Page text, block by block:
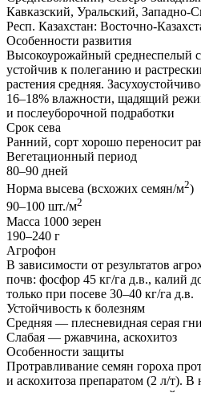
Кавказский, Уральский, Западно-
Респ. Казахстан: Восточно-
Особенности развития
Высокоурожайный среднеспелый
устойчив к полеганию и
растения средняя.
16–18% влажности, щадящий
и послеуборочной подработки
Срок сева
Ранний, сорт хорошо переносит
Вегетационный период
80–90 дней
Норма высева (всхожих семян/м2)
90–100 шт./м2
Масса 1000 зерен
190–240 г
Агрофон
В зависимости от результатов
почв: фосфор 45 кг/га д.в., калий
только при посеве 30–40 кг/га д.в.
Устойчивость к болезням
Средняя — плесневидная серая
Слабая — ржавчина, аскохитоз
Особенности защиты
Протравливание семян гороха
и аскохитоза препаратом (2 л/т). В